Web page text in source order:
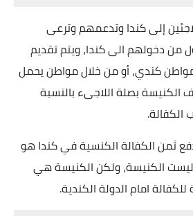
إلى كندا وتدعمهم وترعى
من دخولهم الى كندا، ويتم تقديم
كندي، أو من خلال مواطن يحمل
الكنيسة بصلة اللاجىء بالنسبة
الكفالة.
ثمن الكفالة الكنسية في كندا هو
الكنيسة، ولكن الكنيسة هي
امام الدولة الكندية.